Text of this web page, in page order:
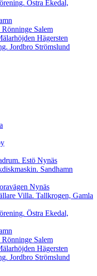
Östra Ekedal,
Salem
Hägersten
Jordbro Strömslund
Estö Nynäs
Sandhamn
Nynäs
Villa. Tallkrogen, Gamla
Östra Ekedal,
Salem
Hägersten
Jordbro Strömslund